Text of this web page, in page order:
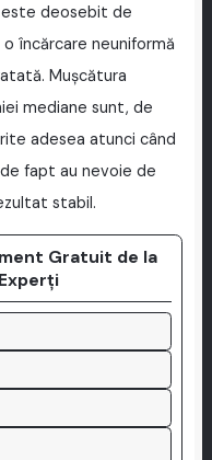
este deosebit de
încărcare neuniformă
Mușcătura
mediane sunt, de
adesea atunci când
fapt au nevoie de
stabil.
Gratuit de la